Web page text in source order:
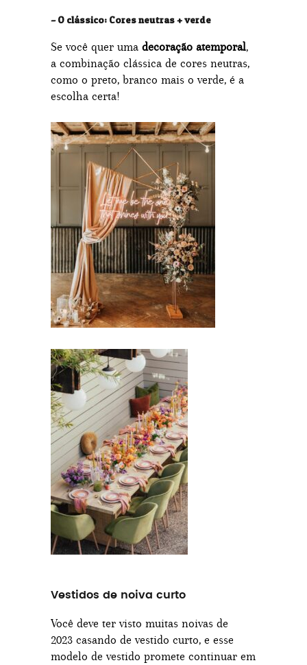
– O clássico: Cores neutras + verde
Se você quer uma decoração atemporal,
a combinação clássica de cores neutras,
como o preto, branco mais o verde, é a
escolha certa!
Vestidos de noiva curto
Você deve ter visto muitas noivas de
2023 casando de vestido curto, e esse
modelo de vestido promete continuar em